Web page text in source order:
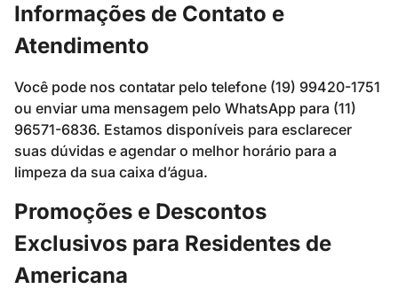
Informações de Contato e
Atendimento
Você pode nos contatar pelo telefone (19) 99420-1751
ou enviar uma mensagem pelo WhatsApp para (11)
96571-6836. Estamos disponíveis para esclarecer
suas dúvidas e agendar o melhor horário para a
limpeza da sua caixa d’água.
Promoções e Descontos
Exclusivos para Residentes de
Americana